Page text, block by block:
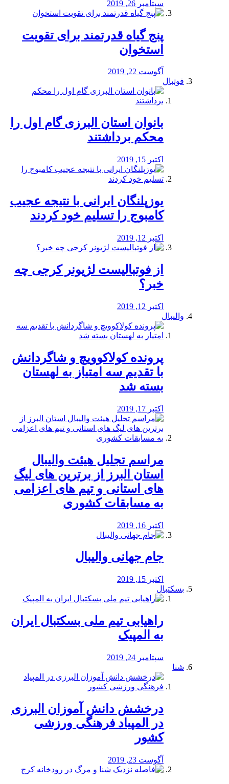
سپتامبر 26, 2019
پنج گیاه قدرتمند برای تقویت
استخوان
آگوست 22, 2019
فوتبال
بانوان استان البرزی گام اول را
محكم برداشتند
اکتبر 15, 2019
یوزپلنگان ایرانی با نتیجه عجیب
کامبوج را تسلیم خود کردند
اکتبر 12, 2019
از فوتبالیست لژیونر کرجی چه
خبر؟
اکتبر 12, 2019
والیبال
پرونده کولاکوویچ و شاگردانش
با تقدیم سه امتیاز به لهستان
بسته شد
اکتبر 17, 2019
مراسم تجلیل هیئت والیبال
استان البرز از برترین های لیگ
های استانی و تیم های اعزامی
به مسابقات کشوری
اکتبر 16, 2019
جام جهانی والیبال
اکتبر 15, 2019
بسکتبال
راهیابی تیم ملی بسکتبال ایران
به المپیک
سپتامبر 24, 2019
شنا
درخشش دانش آموزان البرزی
در المپیاد فرهنگی ورزشی
کشور
آگوست 23, 2019